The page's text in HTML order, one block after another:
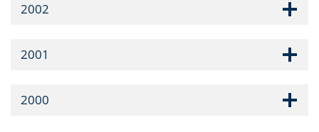
2002
2001
2000